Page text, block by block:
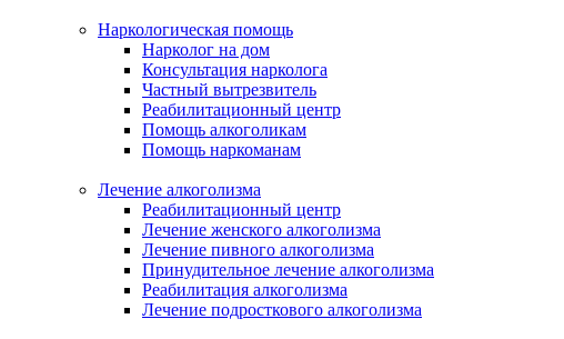
Наркологическая помощь
Нарколог на дом
Консультация нарколога
Частный вытрезвитель
Реабилитационный центр
Помощь алкоголикам
Помощь наркоманам
Лечение алкоголизма
Реабилитационный центр
Лечение женского алкоголизма
Лечение пивного алкоголизма
Принудительное лечение алкоголизма
Реабилитация алкоголизма
Лечение подросткового алкоголизма